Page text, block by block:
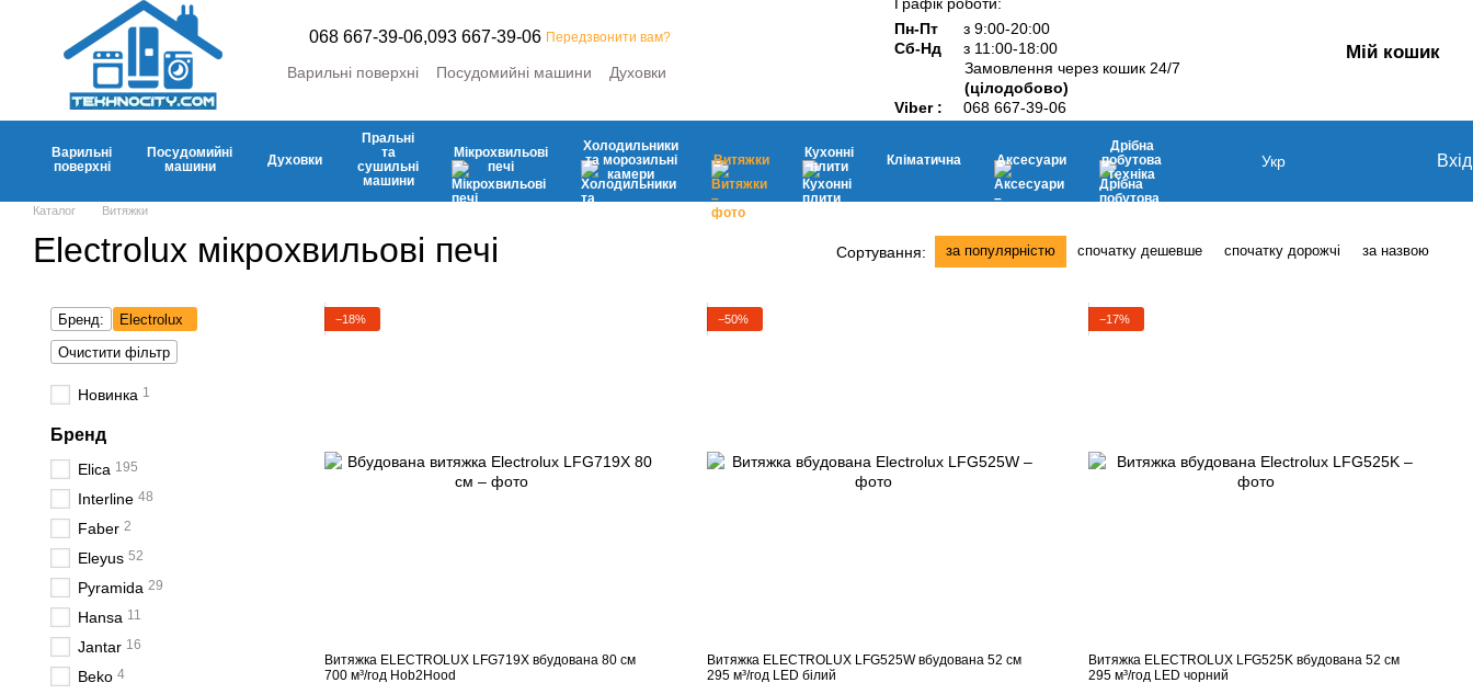
Перейти до основного контенту
068 667-39-06,093 667-39-06 Передзвонити вам?
Варильні поверхні Посудомийні машини
Духовки
Холодильники та морозильні камери
Витяжки
Кухонні плити
Кліматична
Аксесуари Дрібна побутова техніка
Пн-Пт
з 9:00-20:00
Сб-Нд
з 11:00-18:00
Замовлення через кошик 24/7
(цілодобово)
Viber :
068 667-39-06
Мій кошик
Варильні
поверхні
Посудомийні
машини
Духовки
Пральні
та
сушильні
машини
Мікрохвильові
печі
Холодильники
та морозильні
камери
Витяжки
Кухонні
плити
Кліматична Аксесуари
Дрібна
побутова
техніка
Укр Вхід
Каталог Витяжки
Electrolux мікрохвильові печі Сортування: за популярністю спочатку дешевше спочатку дорожчі за назвою
−18%
Витяжка ELECTROLUX LFG719X вбудована 80 см
700 м³/год Hob2Hood
−50%
Витяжка ELECTROLUX LFG525W вбудована 52 см
295 м³/год LED білий
−17%
Витяжка ELECTROLUX LFG525K вбудована 52 см
295 м³/год LED чорний
Бренд:
Electrolux
Очистити фільтр
Новинка 1
Бренд
Elica 195
Interline 48
Faber 2
Eleyus 52
Pyramida 29
Hansa 11
Jantar 16
Beko 4